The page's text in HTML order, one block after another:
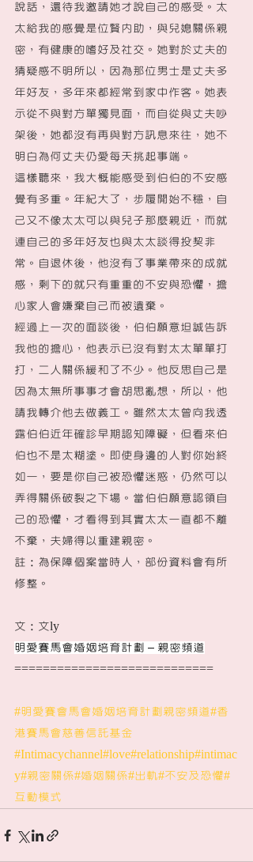
說話，還待我邀請她才說自己的感受。太
太給我的感覺是位賢內助，與兒媳關係親
密，有健康的嗜好及社交。她對於丈夫的
猜疑感不明所以，因為那位男士是丈夫多
年好友，多年來都經常到家中作客。她表
示從不與對方單獨見面，而自從與丈夫吵
架後，她都沒有再與對方訊息來往，她不
明白為何丈夫仍愛每天挑起事端。
這樣聽來，我大概能感受到伯伯的不安感
覺有多重。年紀大了，步履開始不穩，自
己又不像太太可以與兒子那麼親近，而就
連自己的多年好友也與太太談得投契非
常。自退休後，他沒有了事業帶來的成就
感，剩下的就只有重重的不安與恐懼，擔
心家人會嫌棄自己而被遺棄。
經過上一次的面談後，伯伯願意坦誠告訴
我他的擔心，他表示已沒有對太太單單打
打，二人關係緩和了不少。他反思自己是
因為太無所事事才會胡思亂想，所以，他
請我轉介他去做義工。雖然太太曾向我透
露伯伯近年確診早期認知障礙，但看來伯
伯也不是太糊塗。即使身邊的人對你始終
如一，要是你自己被恐懼迷惑，仍然可以
弄得關係破裂之下場。當伯伯願意認領自
己的恐懼，才看得到其實太太一直都不離
不棄，夫婦得以重建親密。
註：為保障個案當時人，部份資料會有所
修整。
文：文ly
明愛賽馬會婚姻培育計劃 – 親密頻道
============================
#明愛賽會馬會婚姻培育計劃親密頻道#香
港賽馬會慈善信託基金
#Intimacychannel#love#relationship#intimac
y#親密關係#婚姻關係#出軌#不安及恐懼#
互動模式